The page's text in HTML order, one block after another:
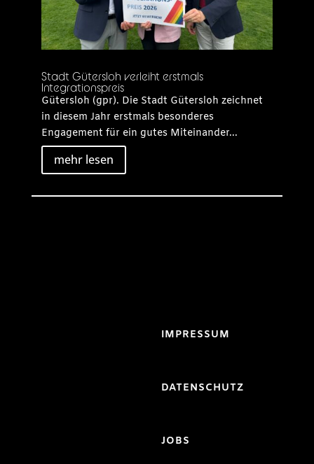
Stadt Gütersloh verleiht erstmals
Integrationspreis
Gütersloh (gpr). Die Stadt Gütersloh zeichnet
in diesem Jahr erstmals besonderes
Engagement für ein gutes Miteinander...
mehr lesen
IMPRESSUM
DATENSCHUTZ
JOBS